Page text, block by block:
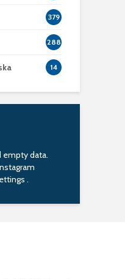
379
288
14
empty data.
.